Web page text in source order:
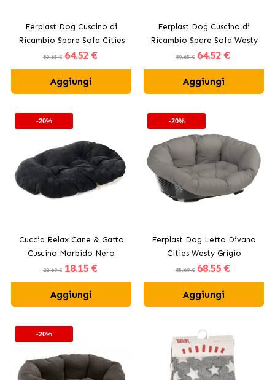
Ferplast Dog Cuscino di
Ricambio Spare Sofa Cities
80.65 € 64.52 €
Aggiungi
Ferplast Dog Cuscino di
Ricambio Spare Sofa Westy
Assortito
80.65 € 64.52 €
Aggiungi
-20%
Cuccia Relax Cane & Gatto
Cuscino Morbido Nero
Ferplast
22.69 € 18.15 €
Aggiungi
-20%
Ferplast Dog Letto Divano
Cities Westy Grigio
85.69 € 68.55 €
Aggiungi
-20%